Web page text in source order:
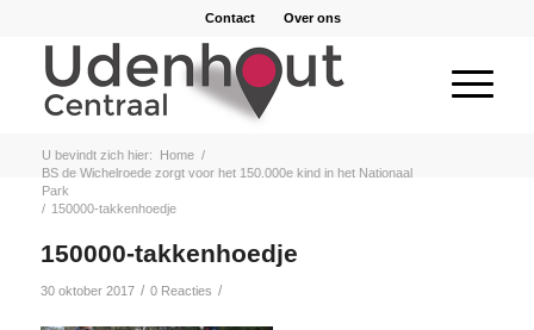
Contact Over ons
U bevindt zich hier: Home /
BS de Wichelroede zorgt voor het 150.000e kind in het Nationaal
Park
/ 150000-takkenhoedje
150000-takkenhoedje
30 oktober 2017 / 0 Reacties /